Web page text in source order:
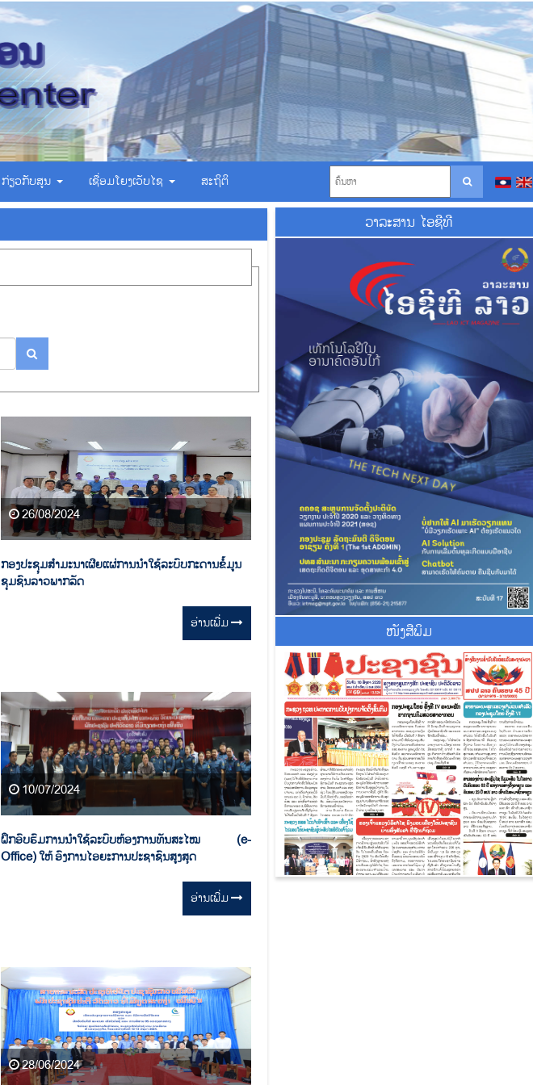
ກ່ຽວກັບສູນ ເຊື່ອມ​ໂຍງ​ເວັບ​ໄຊ ສະຖິຕິ
26/08/2024
ກອງປະຊຸມສຳມະນາເຜີຍແຜ່ການນຳໃຊ້ລະບົບກະດານຂໍ້ມູນ
ຊຸມຊົນລາວພາກລັດ
ອ່ານ​ເພີ່ມ
10/07/2024
ຝຶກອົບຮົມການນຳໃຊ້ລະບົບຫ້ອງການທັນສະໄໝ (e-
Office) ໃຫ້ ອົງການໄອຍະການປະຊາຊົນສູງສຸດ
ອ່ານ​ເພີ່ມ
28/06/2024
ວາ​ລະ​ສານ ໄອ​ຊີ​ທີ
ໜັງສືພິມ